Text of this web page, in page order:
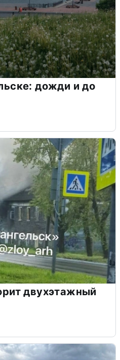
дожди и до
двухэтажный